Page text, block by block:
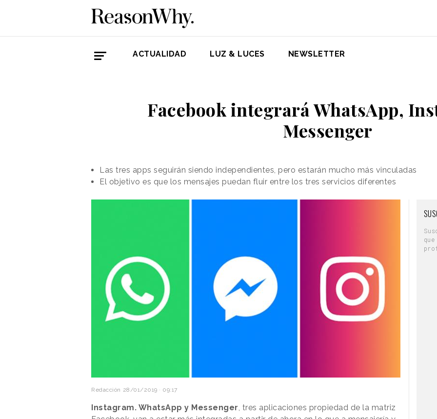
ACTUALIDAD LUZ & LUCES NEWSLETTER
Facebook integrará WhatsApp,
Messenger
Las tres apps seguirán siendo independientes, pero estarán mucho más vinculadas
El objetivo es que los mensajes puedan fluir entre los tres servicios diferentes
Redacción 28/01/2019 · 09:17
Instagram. WhatsApp y Messenger , tres aplicaciones propiedad de la matriz